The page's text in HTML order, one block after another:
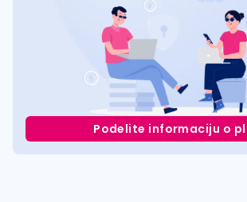
Podelite informaciju o